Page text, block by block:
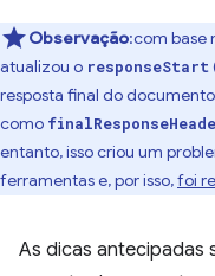
Observação:com base
atualizou o responseStart
resposta final do
como
entanto, isso criou um
ferramentas e, por isso,foi
As dicas antecipadas